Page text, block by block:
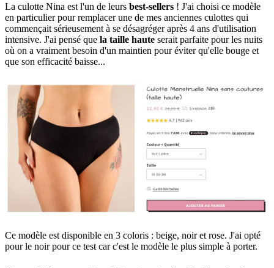
La culotte Nina est l'un de leurs best-sellers ! J'ai choisi ce modèle
en particulier pour remplacer une de mes anciennes culottes qui
commençait sérieusement à se désagréger après 4 ans d'utilisation
intensive. J'ai pensé que la taille haute serait parfaite pour les nuits
où on a vraiment besoin d'un maintien pour éviter qu'elle bouge et
que son efficacité baisse...
Ce modèle est disponible en 3 coloris : beige, noir et rose. J'ai opté
pour le noir pour ce test car c'est le modèle le plus simple à porter.